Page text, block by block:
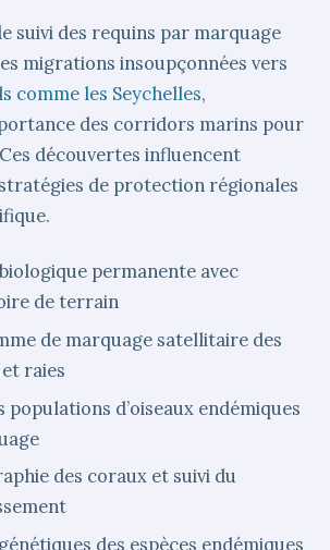
suivi des requins par marquage
migrations insoupçonnées vers
comme les Seychelles,
des corridors marins pour
découvertes influencent
de protection régionales
permanente avec
de terrain
de marquage satellitaire des
raies
populations d’oiseaux endémiques
des coraux et suivi du
des espèces endémiques